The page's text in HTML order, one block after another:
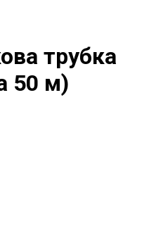
трубка
50 м)